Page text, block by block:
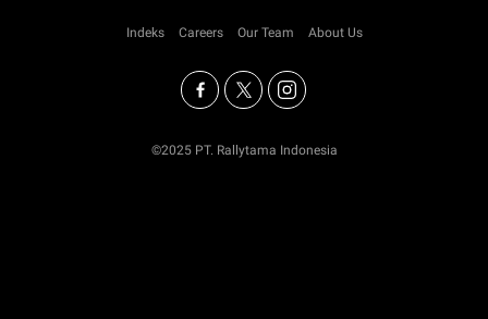
Indeks Careers Our Team About Us
©2025 PT. Rallytama Indonesia